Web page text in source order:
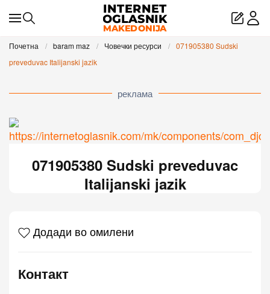
Skip to main content
Почетна baram maz Човечки ресурси
071905380 Sudski
preveduvac Italijanski jazik
реклама
071905380 Sudski preveduvac
Italijanski jazik
Додади во омилени
Контакт